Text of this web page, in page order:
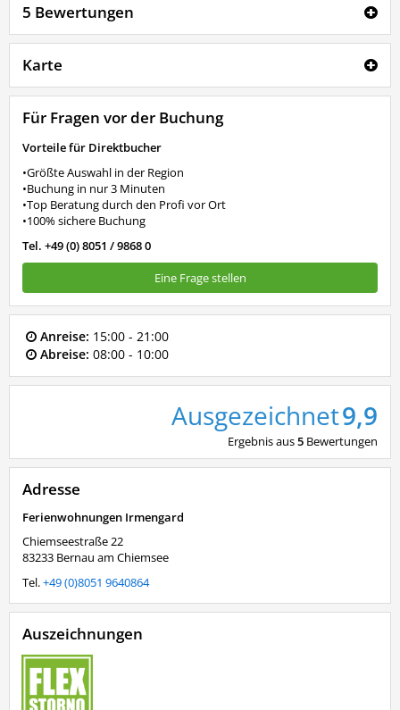
5 Bewertungen
Karte
Für Fragen vor der Buchung
Vorteile für Direktbucher
•Größte Auswahl in der Region
•Buchung in nur 3 Minuten
•Top Beratung durch den Profi vor Ort
•100% sichere Buchung
Tel. +49 (0) 8051 / 9868 0
Eine Frage stellen
Anreise: 15:00 - 21:00
Abreise: 08:00 - 10:00
Ausgezeichnet9,9
Ergebnis aus5 Bewertungen
Adresse
Ferienwohnungen Irmengard
Chiemseestraße 22
83233 Bernau am Chiemsee
Tel.+49 (0)8051 9640864
Auszeichnungen